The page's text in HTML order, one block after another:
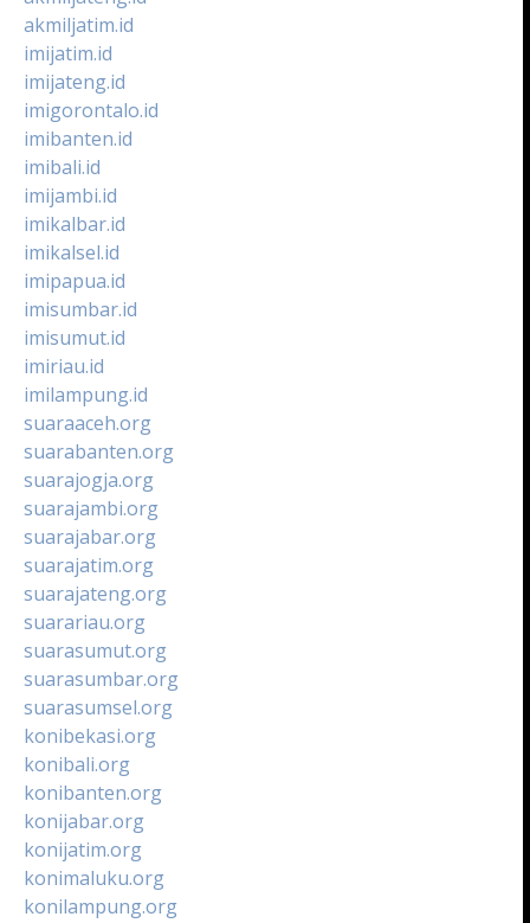
akmiljatim.id
imijatim.id
imijateng.id
imigorontalo.id
imibanten.id
imibali.id
imijambi.id
imikalbar.id
imikalsel.id
imipapua.id
imisumbar.id
imisumut.id
imiriau.id
imilampung.id
suaraaceh.org
suarabanten.org
suarajogja.org
suarajambi.org
suarajabar.org
suarajatim.org
suarajateng.org
suarariau.org
suarasumut.org
suarasumbar.org
suarasumsel.org
konibekasi.org
konibali.org
konibanten.org
konijabar.org
konijatim.org
konimaluku.org
konilampung.org